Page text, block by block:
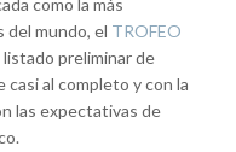
del mundo, el TROFEO
listado preliminar de
al completo y con la
las expectativas de